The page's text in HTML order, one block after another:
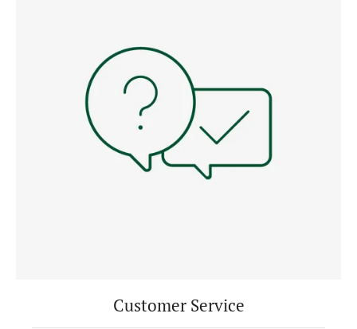
Customer Service